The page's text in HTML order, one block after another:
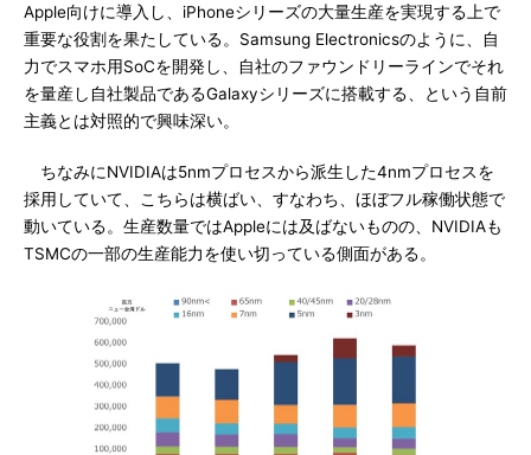
Apple向けに導入し、iPhoneシリーズの大量生産を実現する上で
重要な役割を果たしている。Samsung Electronicsのように、自
力でスマホ用SoCを開発し、自社のファウンドリーラインでそれ
を量産し自社製品であるGalaxyシリーズに搭載する、という自前
主義とは対照的で興味深い。
ちなみにNVIDIAは5nmプロセスから派生した4nmプロセスを
採用していて、こちらは横ばい、すなわち、ほぼフル稼働状態で
動いている。生産数量ではAppleには及ばないものの、NVIDIAも
TSMCの一部の生産能力を使い切っている側面がある。